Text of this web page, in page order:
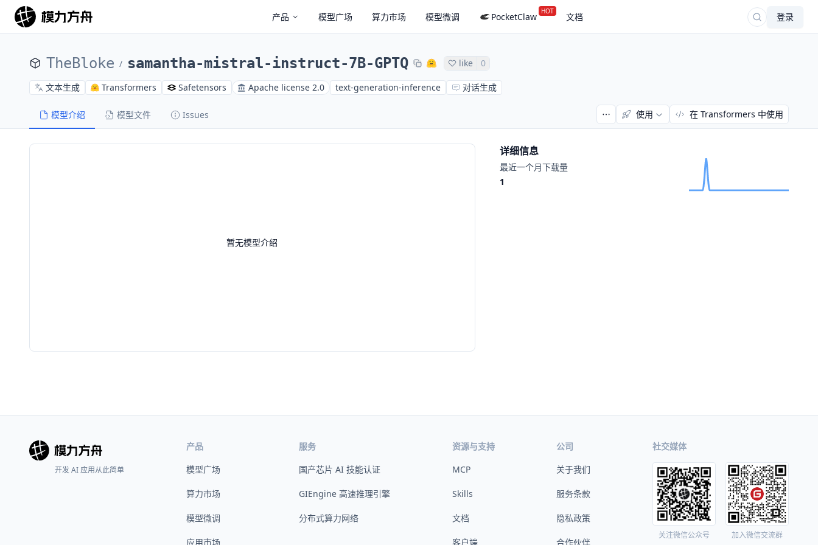
产品 模型广场 算力市场 模型微调 PocketClaw HOT 文档 登录
TheBloke / samantha-mistral-instruct-7B-GPTQ like 0
文本生成 Transformers Safetensors Apache license 2.0 text-generation-inference 对话生成
模型介绍 模型文件 Issues 使用 在 Transformers 中使用
暂无模型介绍
详细信息
最近一个月下载量
1
开发 AI 应用从此简单
产品
模型广场
算力市场
模型微调
应用市场
服务
国产芯片 AI 技能认证
GIEngine 高速推理引擎
分布式算力网络
资源与支持
MCP
Skills
文档
客户端
公司
关于我们
服务条款
隐私政策
合作伙伴
社交媒体
关注微信公众号 加入微信交流群